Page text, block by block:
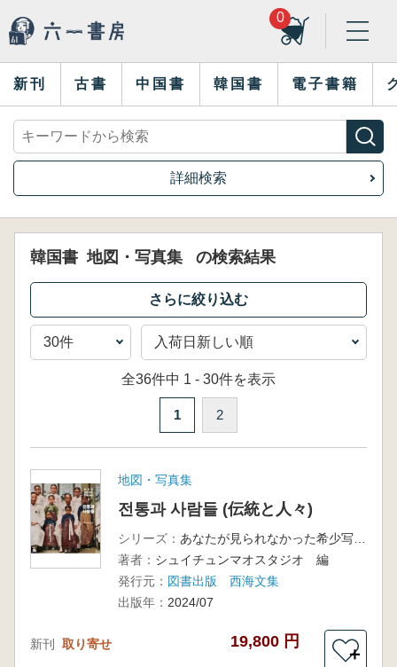
0
新刊 古書 中国書 韓国書 電子書籍
詳細検索
韓国書 地図・写真集 の検索結果
全36件中 1 - 30件を表示
1 2
地図・写真集
전통과 사람들 (伝統と人々)
シリーズ：
著者： シュイチュンマオスタジオ 編
発行元： 図書出版 西海文集
出版年： 2024/07
新刊 取り寄せ 19,800 円
＋